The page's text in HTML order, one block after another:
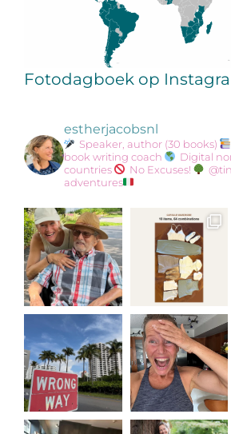
Fotodagboek op
estherjacobsnl
Speaker, author (30 books)
book writing coach
Digital
countries
No Excuses!
adventures